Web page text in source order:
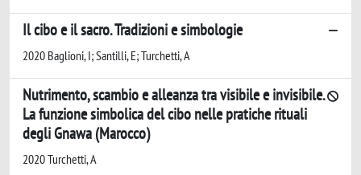
Il cibo e il sacro. Tradizioni e simbologie
2020 Baglioni, I; Santilli, E; Turchetti, A
Nutrimento, scambio e alleanza tra visibile e invisibile.
La funzione simbolica del cibo nelle pratiche rituali
degli Gnawa (Marocco)
2020 Turchetti, A